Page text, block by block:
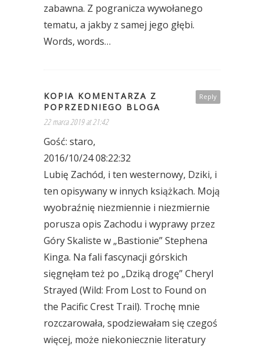
zabawna. Z pogranicza wywołanego
tematu, a jakby z samej jego głębi.
Words, words…
Reply
KOPIA KOMENTARZA Z
POPRZEDNIEGO BLOGA
22 marca 2019 at 21:42
Gość: staro,
2016/10/24 08:22:32
Lubię Zachód, i ten westernowy, Dziki, i
ten opisywany w innych książkach. Moją
wyobraźnię niezmiennie i niezmiernie
porusza opis Zachodu i wyprawy przez
Góry Skaliste w „Bastionie” Stephena
Kinga. Na fali fascynacji górskich
sięgnęłam też po „Dziką drogę” Cheryl
Strayed (Wild: From Lost to Found on
the Pacific Crest Trail). Trochę mnie
rozczarowała, spodziewałam się czegoś
więcej, może niekoniecznie literatury